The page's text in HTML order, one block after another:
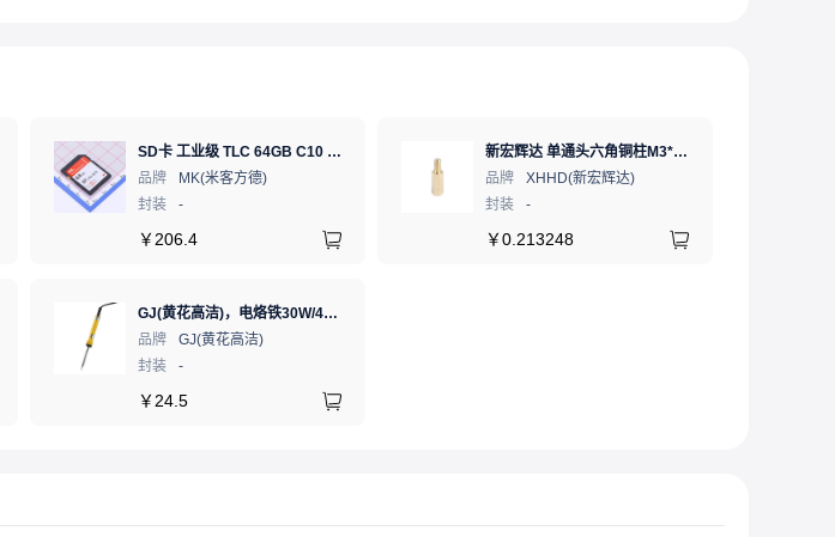
SD卡 工业级 TLC 64GB C10 U3 V30 A2 SDXC LDPC纠错 PE 3K 无人机、行车记录仪、安防监控适配
品牌
MK(米客方德)
封装
-
￥ 206.4
新宏辉达 单通头六角铜柱M3*11+6 PCBA主板隔离螺柱
品牌
XHHD(新宏辉达)
封装
-
￥0.213248
GJ(黄花高洁)，电烙铁30W/40W/60W锡焊电烙铁焊接工具电焊笔手机电子维修（内热35W），NO.435(35W)
品牌
GJ(黄花高洁)
封装
-
￥ 24.5